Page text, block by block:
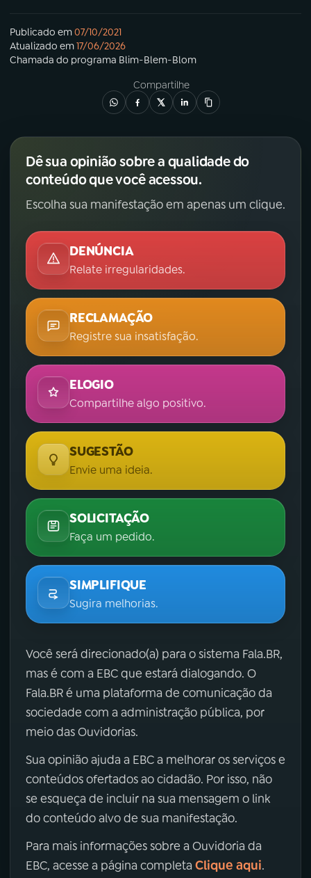
Publicado em07/10/2021
Atualizado em17/06/2026
Chamada do programa Blim-Blem-Blom
Compartilhe
Dê sua opinião sobre a qualidade do
conteúdo que você acessou.
Escolha sua manifestação em apenas um clique.
DENÚNCIA
Relate irregularidades.
RECLAMAÇÃO
Registre sua insatisfação.
ELOGIO
Compartilhe algo positivo.
SUGESTÃO
Envie uma ideia.
SOLICITAÇÃO
Faça um pedido.
SIMPLIFIQUE
Sugira melhorias.
Você será direcionado(a) para o sistema Fala.BR,
mas é com a EBC que estará dialogando. O
Fala.BR é uma plataforma de comunicação da
sociedade com a administração pública, por
meio das Ouvidorias.
Sua opinião ajuda a EBC a melhorar os serviços e
conteúdos ofertados ao cidadão. Por isso, não
se esqueça de incluir na sua mensagem o link
do conteúdo alvo de sua manifestação.
Para mais informações sobre a Ouvidoria da
EBC, acesse a página completa Clique aqui.